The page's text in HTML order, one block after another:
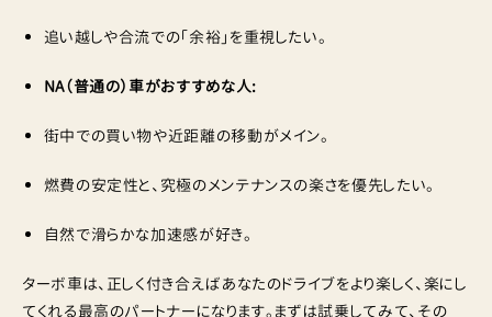
追い越しや合流での「余裕」を重視したい。
NA（普通の）車がおすすめな人:
街中での買い物や近距離の移動がメイン。
燃費の安定性と、究極のメンテナンスの楽さを優先したい。
自然で滑らかな加速感が好き。
ターボ車は、正しく付き合えばあなたのドライブをより楽しく、楽にし
てくれる最高のパートナーになります。まずは試乗してみて、その